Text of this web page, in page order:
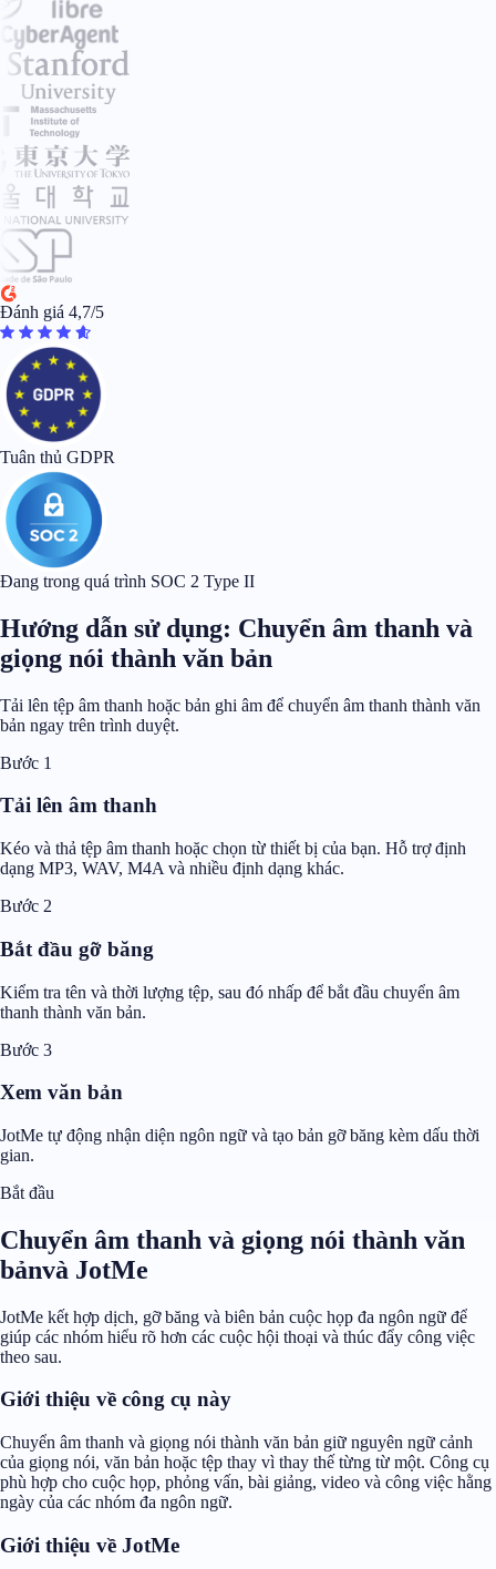
Đánh giá 4,7/5
Tuân thủ GDPR
Đang trong quá trình SOC 2 Type II
Hướng dẫn sử dụng: Chuyển âm thanh và
giọng nói thành văn bản
Tải lên tệp âm thanh hoặc bản ghi âm để chuyển âm thanh thành văn
bản ngay trên trình duyệt.
Bước 1
Tải lên âm thanh
Kéo và thả tệp âm thanh hoặc chọn từ thiết bị của bạn. Hỗ trợ định
dạng MP3, WAV, M4A và nhiều định dạng khác.
Bước 2
Bắt đầu gỡ băng
Kiểm tra tên và thời lượng tệp, sau đó nhấp để bắt đầu chuyển âm
thanh thành văn bản.
Bước 3
Xem văn bản
JotMe tự động nhận diện ngôn ngữ và tạo bản gỡ băng kèm dấu thời
gian.
Bắt đầu
Chuyển âm thanh và giọng nói thành văn
bảnvà JotMe
JotMe kết hợp dịch, gỡ băng và biên bản cuộc họp đa ngôn ngữ để
giúp các nhóm hiểu rõ hơn các cuộc hội thoại và thúc đẩy công việc
theo sau.
Giới thiệu về công cụ này
Chuyển âm thanh và giọng nói thành văn bản giữ nguyên ngữ cảnh
của giọng nói, văn bản hoặc tệp thay vì thay thế từng từ một. Công cụ
phù hợp cho cuộc họp, phỏng vấn, bài giảng, video và công việc hằng
ngày của các nhóm đa ngôn ngữ.
Giới thiệu về JotMe